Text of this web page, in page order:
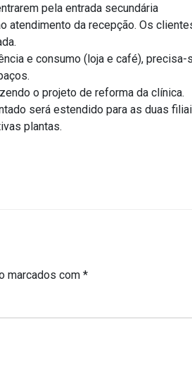
pela entrada secundária
atendimento da recepção. Os
e consumo (loja e café), precisa-
o projeto de reforma da clínica.
será estendido para as duas
plantas.
marcados com *